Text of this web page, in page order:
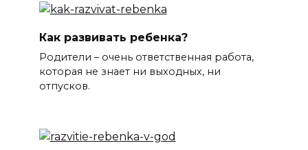
Как развивать ребенка?
Родители – очень ответственная работа,
которая не знает ни выходных, ни
отпусков.